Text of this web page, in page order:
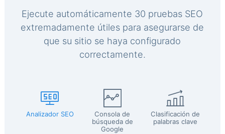
Ejecute automáticamente 30 pruebas SEO
extremadamente útiles para asegurarse de
que su sitio se haya configurado
correctamente.
Analizador SEO
Consola de
búsqueda de
Google
Clasificación de
palabras clave